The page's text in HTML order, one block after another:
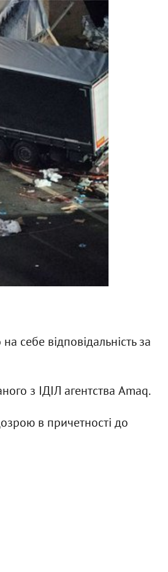
себе відповідальність за
з ІДІЛ агентства Amaq.
в причетності до